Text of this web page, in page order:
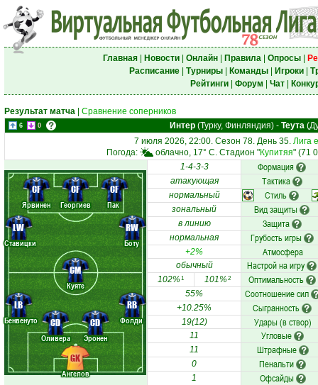
Главная| Новости| Онлайн| Правила| Опросы|
Расписание| Турниры| Команды| Игроки|
Рейтинги| Форум Чат|
Результат матча Сравнение соперников
6 0 Интер (Турку, Финляндия) - Теута
7 июля 2026, 22:00. Сезон 78. День 35. Лига
Погода:
облачно, 17° C. Стадион "Купитяя" (71
Ангелов
Бенвенуто
Оливера
Эронен
Фолди
Ставицки
Куяте
Боту
Ярвинен Георгиев Пак
GK
LB
CD
CD
RB
LW
CM
RW
CF CF CF
1-4-3-3 Формация
атакующая Тактика
нормальный Стиль
зональный Вид защиты
в линию Защита
нормальная Грубость игры
+2% Атмосфера
обычный Настрой на игру
102%1 101%2 Оптимальность
55% Соотношение сил
+10.25% Сыгранность
19(12) Удары (в створ)
11 Угловые
11 Штрафные
0 Пенальти
1 Офсайды